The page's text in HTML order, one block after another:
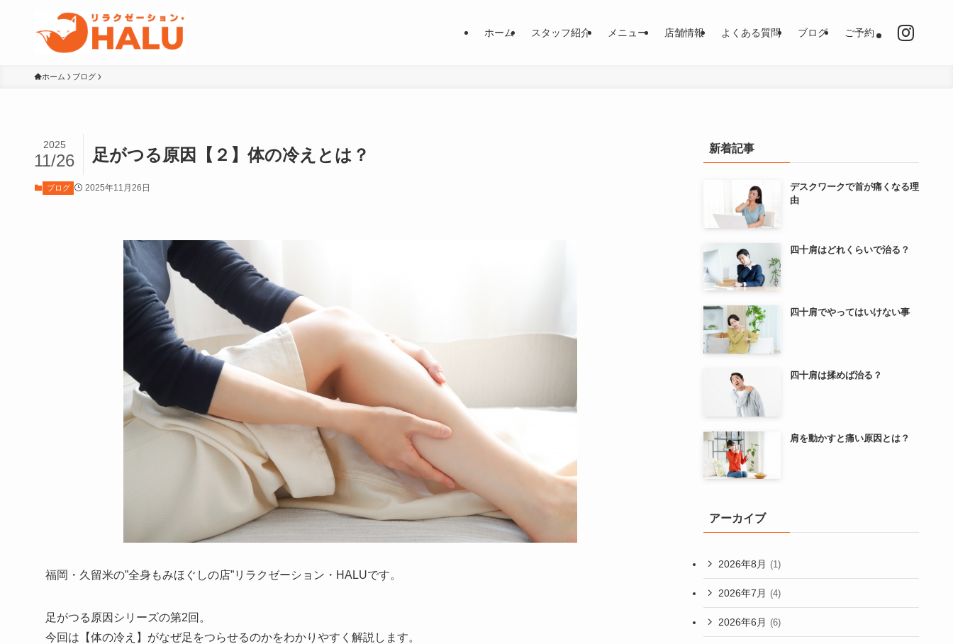
ホーム スタッフ紹介 メニュー 店舗情報 よくある質問 ブログ ご予約
ホーム ブログ
足がつる原因【２】体の冷えとは？
2025
11/26
ブログ 2025年11月26日
福岡・久留米の”全身もみほぐしの店”リラクゼーション・HALUです。
足がつる原因シリーズの第2回。
今回は【体の冷え】がなぜ足をつらせるのかをわかりやすく解説します。
新着記事
デスクワークで首が痛くなる理
由
四十肩はどれくらいで治る？
四十肩でやってはいけない事
四十肩は揉めば治る？
肩を動かすと痛い原因とは？
アーカイブ
2026年8月 (1)
2026年7月 (4)
2026年6月 (6)